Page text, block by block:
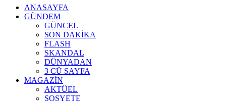
ANASAYFA
GÜNDEM
GÜNCEL
SON DAKİKA
FLASH
SKANDAL
DÜNYADAN
3 CÜ SAYFA
MAGAZİN
AKTÜEL
SOSYETE